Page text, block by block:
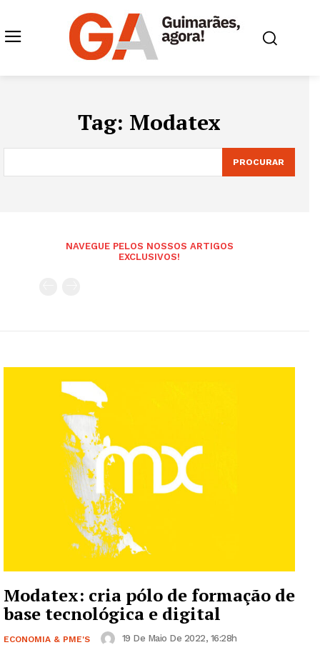
Tag: Modatex
PROCURAR
NAVEGUE PELOS NOSSOS ARTIGOS
EXCLUSIVOS!
Modatex: cria pólo de formação de
base tecnológica e digital
ECONOMIA & PME'S 19 De Maio De 2022, 16:28h